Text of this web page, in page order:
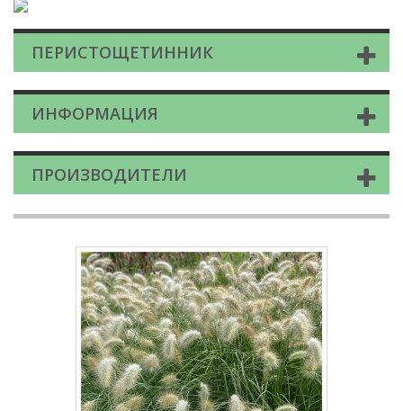
ПЕРИСТОЩЕТИННИК
ИНФОРМАЦИЯ
ПРОИЗВОДИТЕЛИ